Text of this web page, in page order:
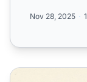
Nov 28, 2025
Cos'è la Brand